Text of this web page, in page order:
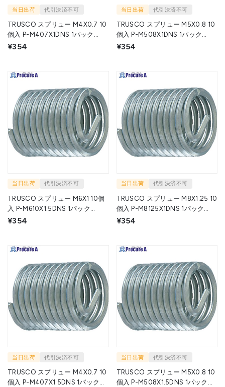
当日出荷 代引決済不可
TRUSCO スプリュー M4X0.7 10
個入 P-M407X1DNS 1パック
▼258-7921
¥354
当日出荷 代引決済不可
TRUSCO スプリュー M5X0.8 10
個入 P-M508X1DNS 1パック
▼258-7955
¥354
当日出荷 代引決済不可
TRUSCO スプリュー M6X1 10個
入 P-M610X1.5DNS 1パック
▼258-7998
¥354
当日出荷 代引決済不可
TRUSCO スプリュー M8X1.25 10
個入 P-M8125X1DNS 1パック
▼258-8013
¥354
当日出荷 代引決済不可
TRUSCO スプリュー M4X0.7 10
個入 P-M407X1.5DNS 1パック
当日出荷 代引決済不可
TRUSCO スプリュー M5X0.8 10
個入 P-M508X1.5DNS 1パック